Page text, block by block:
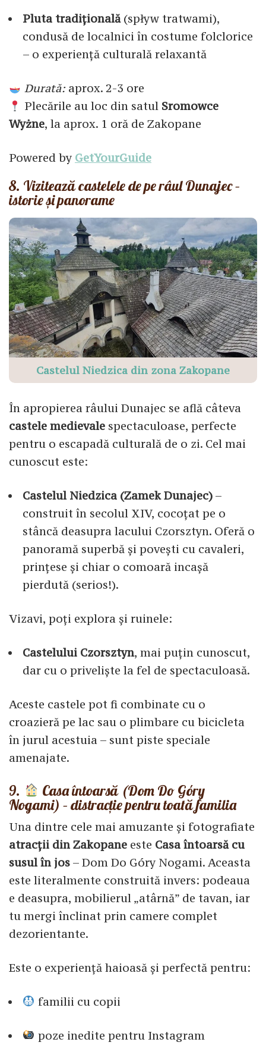
Pluta tradițională(spływ tratwami),
condusă de localnici în costume folclorice
– o experiență culturală relaxantă
Durată:aprox. 2-3 ore
Plecările au loc din satul Sromowce
Wyżne, la aprox. 1 oră de Zakopane
Powered by GetYourGuide
8. Vizitează castelele de pe râul Dunajec –
istorie și panorame
Castelul Niedzica din zona Zakopane
În apropierea râului Dunajec se află câteva
castele medievale spectaculoase, perfecte
pentru o escapadă culturală de o zi. Cel mai
cunoscut este:
Castelul Niedzica (Zamek Dunajec) –
construit în secolul XIV, cocoțat pe o
stâncă deasupra lacului Czorsztyn. Oferă o
panoramă superbă și povești cu cavaleri,
prințese și chiar o comoară incașă
pierdută (serios!).
Vizavi, poți explora și ruinele:
Castelului Czorsztyn, mai puțin cunoscut,
dar cu o priveliște la fel de spectaculoasă.
Aceste castele pot fi combinate cu o
croazieră pe lac sau o plimbare cu bicicleta
în jurul acestuia – sunt piste speciale
amenajate.
9.
Casa întoarsă (Dom Do Góry
Nogami) – distracție pentru toată familia
Una dintre cele mai amuzante și fotografiate
atracții din Zakopane este Casa întoarsă cu
susul în jos – Dom Do Góry Nogami. Aceasta
este literalmente construită invers: podeaua
e deasupra, mobilierul „atârnă” de tavan, iar
tu mergi înclinat prin camere complet
dezorientante.
Este o experiență haioasă și perfectă pentru:
familii cu copii
poze inedite pentru Instagram